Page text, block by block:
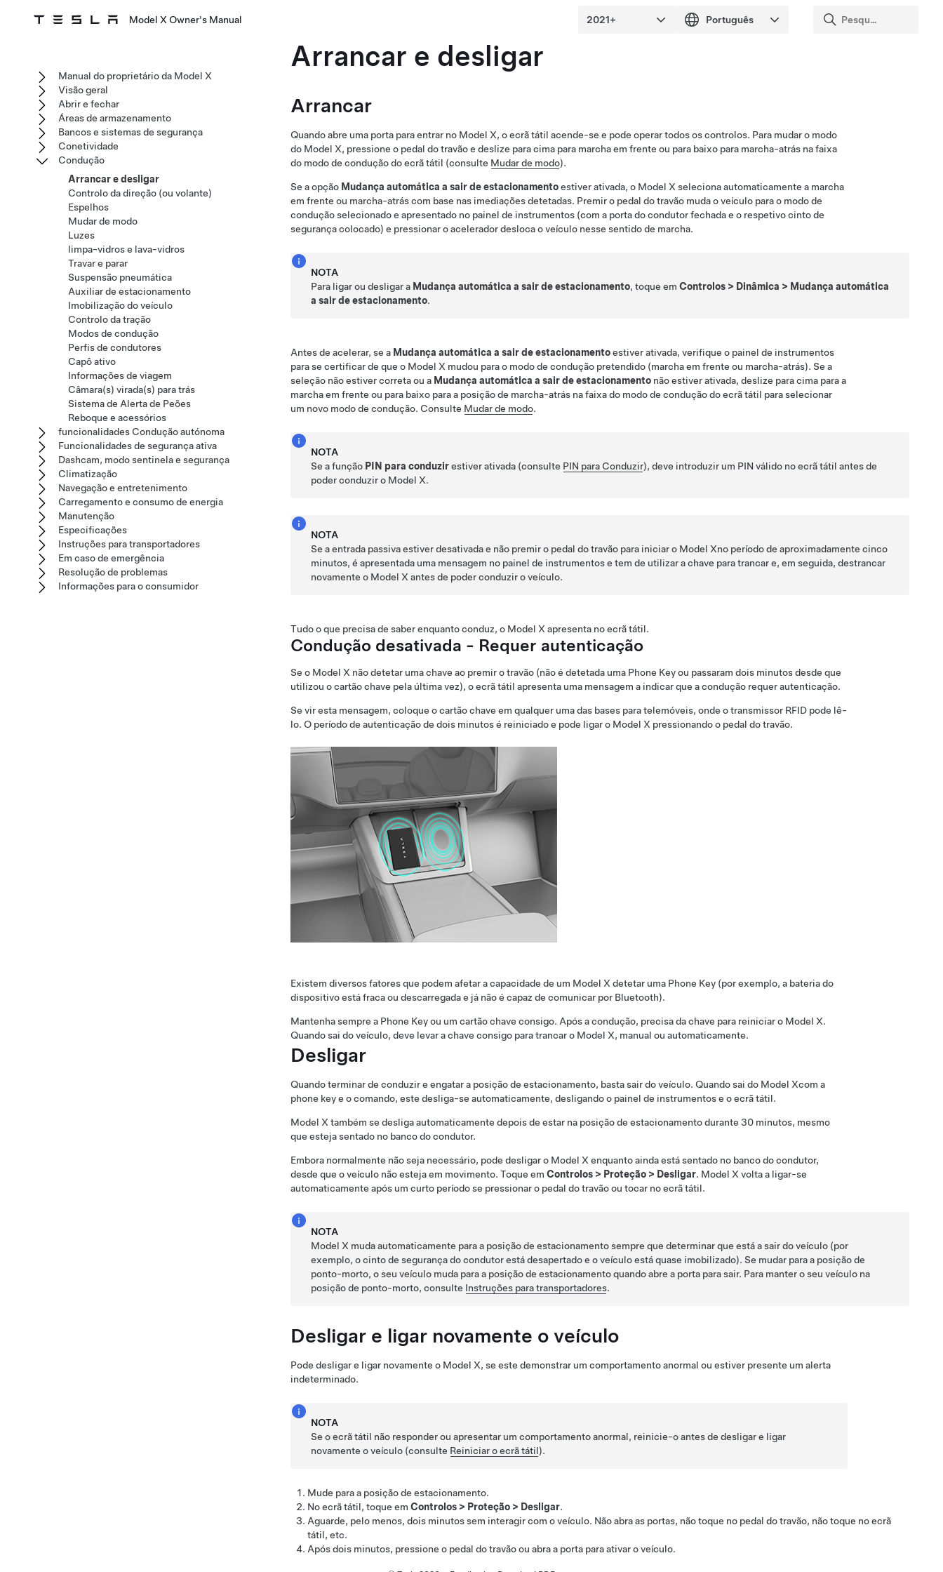
Model X Owner's Manual
Arrancar e desligar
Arrancar
Quando abre uma porta para entrar no Model X, o ecrã tátil acende-se e pode operar todos os controlos. Para mudar o modo
do Model X, pressione o pedal do travão e deslize para cima para marcha em frente ou para baixo para marcha-atrás na faixa
do modo de condução do ecrã tátil (consulte Mudar de modo).
Se a opção Mudança automática a sair de estacionamentoestiver ativada, o Model X seleciona automaticamente a marcha
em frente ou marcha-atrás com base nas imediações detetadas. Premir o pedal do travão muda o veículo para o modo de
condução selecionado e apresentado no painel de instrumentos (com a porta do condutor fechada e o respetivo cinto de
segurança colocado) e pressionar o acelerador desloca o veículo nesse sentido de marcha.
NOTA
Para ligar ou desligar a Mudança automática a sair de estacionamento, toque emControlos > Dinâmica > Mudança automática
a sair de estacionamento.
Antes de acelerar, se a Mudança automática a sair de estacionamentoestiver ativada, verifique o painel de instrumentos
para se certificar de que o Model X mudou para o modo de condução pretendido (marcha em frente ou marcha-atrás). Se a
seleção não estiver correta ou a Mudança automática a sair de estacionamento não estiver ativada, deslize para cima para a
marcha em frente ou para baixo para a posição de marcha-atrás na faixa do modo de condução do ecrã tátil para selecionar
um novo modo de condução. Consulte Mudar de modo.
NOTA
Se a função PIN para conduzirestiver ativada (consulte PIN para Conduzir), deve introduzir um PIN válido no ecrã tátil antes de
poder conduzir o Model X.
NOTA
Se a entrada passiva estiver desativada e não premir o pedal do travão para iniciar o Model Xno período de aproximadamente cinco
minutos, é apresentada uma mensagem no painel de instrumentose tem de utilizar a chave para trancar e, em seguida, destrancar
novamente o Model X antes de poder conduzir o veículo.
Tudo o que precisa de saber enquanto conduz, o Model X apresenta noecrã tátil.
Condução desativada - Requer autenticação
Se o Model X não detetar uma chave ao premir o travão (não é detetada uma Phone Key ou passaram dois minutos desde que
utilizou o cartão chave pela última vez), o ecrã tátil apresenta uma mensagem a indicar que a condução requer autenticação.
Se vir esta mensagem, coloque o cartão chave em qualquer uma das bases para telemóveis, onde o transmissor RFID pode lê-
lo. O período de autenticação de dois minutosé reiniciado e pode ligar o Model X pressionando o pedal do travão.
Existem diversos fatores que podem afetar a capacidade de um Model X detetar uma Phone Key (por exemplo, a bateria do
dispositivo está fraca ou descarregada e já não é capaz de comunicar por Bluetooth).
Mantenha sempre a Phone Key ou um cartão chave consigo. Após a condução, precisa da chave para reiniciar o Model X.
Quando sai do veículo, deve levar a chave consigo para trancar o Model X, manual ou automaticamente.
Desligar
Quando terminar de conduzir e engatar a posição de estacionamento, basta sair do veículo. Quando sai do Model Xcom a
phone key e o comando, este desliga-se automaticamente, desligando o painel de instrumentos e o ecrã tátil.
Model X também se desliga automaticamente depois de estar na posição de estacionamento durante 30 minutos, mesmo
que esteja sentado no banco do condutor.
Embora normalmente não seja necessário, pode desligar o Model X enquanto ainda está sentado no banco do condutor,
desde que o veículo não esteja em movimento. Toque em Controlos > Proteção > Desligar. Model X volta a ligar-se
automaticamente após um curto período se pressionar o pedal do travão ou tocar no ecrã tátil.
NOTA
Model X muda automaticamente para a posição de estacionamento sempre que determinar que está a sair do veículo (por
exemplo, o cinto de segurança do condutor está desapertado e o veículo está quase imobilizado). Se mudar para a posição de
ponto-morto, o seu veículo muda para a posição de estacionamento quando abre a porta para sair. Para manter o seu veículo na
posição de ponto-morto, consulte Instruções para transportadores.
Desligar e ligar novamente o veículo
Pode desligar e ligar novamente o Model X, se este demonstrar um comportamento anormal ou estiver presente um alerta
indeterminado.
NOTA
Se o ecrã tátil não responder ou apresentar um comportamento anormal, reinicie-o antes de desligar e ligar
novamente o veículo (consulte Reiniciar o ecrã tátil).
Mude para a posição de estacionamento.
No ecrã tátil, toque em Controlos > Proteção > Desligar.
Aguarde, pelo menos, dois minutos sem interagir com o veículo. Não abra as portas, não toque no pedal do travão, não toque no ecrã
tátil, etc.
Após dois minutos, pressione o pedal do travão ou abra a porta para ativar o veículo.
Manual do proprietário da Model X
Visão geral
Abrir e fechar
Áreas de armazenamento
Bancos e sistemas de segurança
Conetividade
Condução
Arrancar e desligar
Controlo da direção (ou volante)
Espelhos
Mudar de modo
Luzes
limpa-vidros e lava-vidros
Travar e parar
Suspensão pneumática
Auxiliar de estacionamento
Imobilização do veículo
Controlo da tração
Modos de condução
Perfis de condutores
Capô ativo
Informações de viagem
Câmara(s) virada(s) para trás
Sistema de Alerta de Peões
Reboque e acessórios
funcionalidades Condução autónoma
Funcionalidades de segurança ativa
Dashcam, modo sentinela e segurança
Climatização
Navegação e entretenimento
Carregamento e consumo de energia
Manutenção
Especificações
Instruções para transportadores
Em caso de emergência
Resolução de problemas
Informações para o consumidor